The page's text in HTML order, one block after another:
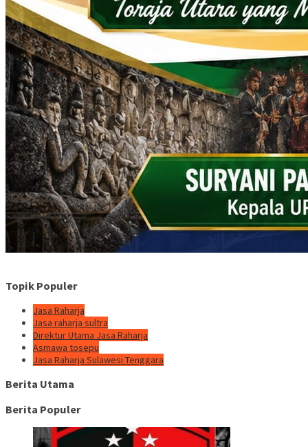
Topik Populer
Jasa Raharja
Jasa raharja sultra
Direktur Utama Jasa Raharja
Asmawa tosepu
Jasa Raharja Sulawesi Tenggara
Berita Utama
Berita Populer